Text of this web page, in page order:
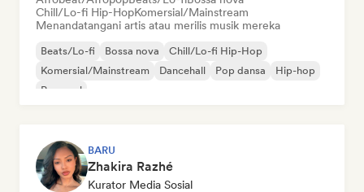
Chill/Lo-fi Hip-HopKomersial/Mainstream
Menandatangani artis atau merilis musik mereka
Beats/Lo-fi Bossa nova
Chill/Lo-fi Hip-Hop
Komersial/Mainstream
Dancehall Pop dansa
Hip-hop
Pop soul
BARU
Zhakira Razhé
Kurator Media Sosial